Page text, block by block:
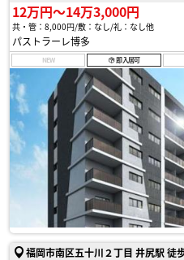
12万円〜14万3,000円
共・管：8,000円 敷：なし 礼：なし他
パストラーレ博多
NEW 即入居可
福岡市南区五十川２丁目 井尻駅 徒